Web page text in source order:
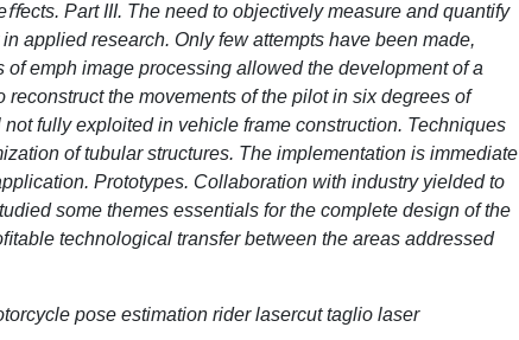
Part III. The need to objectively measure and quantify
applied research. Only few attempts have been made,
emph image processing allowed the development of a
the movements of the pilot in six degrees of
fully exploited in vehicle frame construction. Techniques
of tubular structures. The implementation is immediate
Prototypes. Collaboration with industry yielded to
some themes essentials for the complete design of the
technological transfer between the areas addressed
pose estimation rider lasercut taglio laser